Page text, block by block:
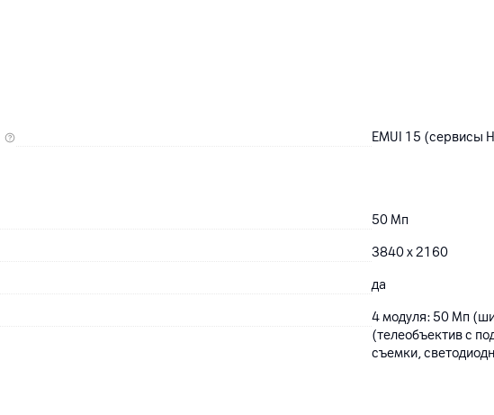
EMUI 15 (сервисы
50Мп
3840 x 2160
да
4 модуля: 50 Мп
(телеобъектив с
съемки,